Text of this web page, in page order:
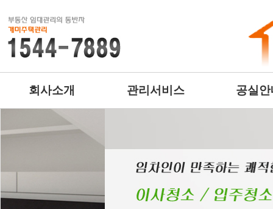
회사소개 관리서비스 공실안